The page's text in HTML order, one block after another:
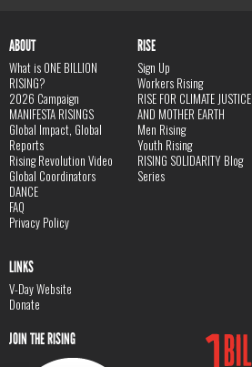
ABOUT
What is ONE BILLION
RISING?
2026 Campaign
MANIFESTA RISINGS
Global Impact, Global
Reports
Rising Revolution Video
Global Coordinators
DANCE
FAQ
Privacy Policy
RISE
Sign Up
Workers Rising
RISE FOR CLIMATE JUSTICE
AND MOTHER EARTH
Men Rising
Youth Rising
RISING SOLIDARITY Blog
Series
LINKS
V-Day Website
Donate
JOIN THE RISING